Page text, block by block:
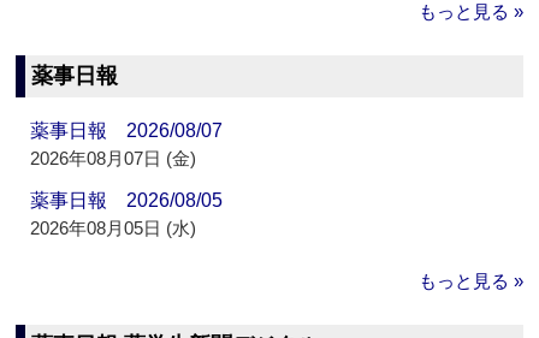
もっと見る »
薬事日報
薬事日報 2026/08/07
2026年08月07日 (金)
薬事日報 2026/08/05
2026年08月05日 (水)
もっと見る »